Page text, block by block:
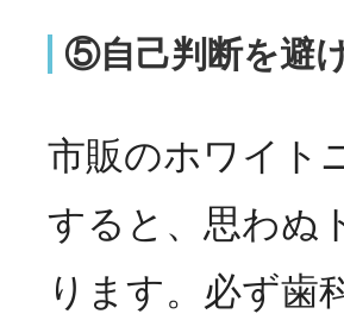
⑤自己判断を避
市販のホワイト
すると、思わぬ
ります。必ず歯